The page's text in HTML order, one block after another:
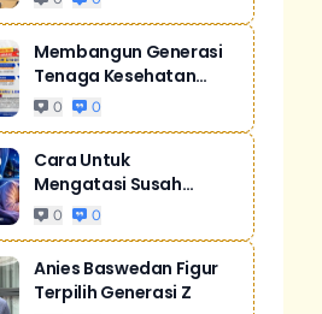
Membangun Generasi
Tenaga Kesehatan
Unggul Dan Men...
0 0
Cara Untuk
Mengatasi Susah
Tidur Akibat Stres
0 0
Anies Baswedan Figur
Terpilih Generasi Z